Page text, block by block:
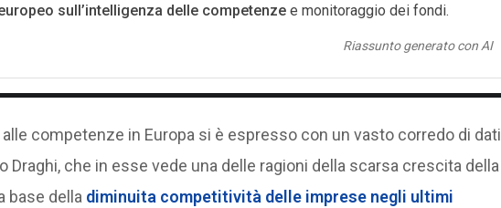
sull’intelligenza delle competenzee monitoraggio dei fondi.
Riassunto generato con AI
competenze in Europa si è espresso con un vasto corredo di dati
Draghi, che in esse vede una delle ragioni della scarsa crescita della
base della diminuita competitività delle imprese negli ultimi